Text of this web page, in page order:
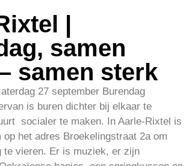
|
samen
samen sterk
27 september Burendag
is buren dichter bij elkaar te
socialer te maken. In Aarle-Rixtel is
op het adres Broekelingstraat 2a om
te vieren. Er is muziek, er zijn